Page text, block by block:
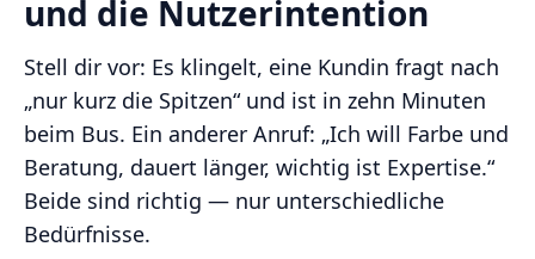
und die Nutzerintention
Stell dir vor: Es klingelt, eine Kundin fragt nach
„nur kurz die Spitzen“ und ist in zehn Minuten
beim Bus. Ein anderer Anruf: „Ich will Farbe und
Beratung, dauert länger, wichtig ist Expertise.“
Beide sind richtig — nur unterschiedliche
Bedürfnisse.